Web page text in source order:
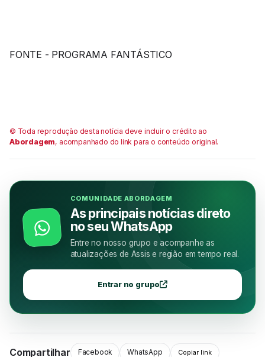
FONTE - PROGRAMA FANTÁSTICO
© Toda reprodução desta notícia deve incluir o crédito ao
Abordagem, acompanhado do link para o conteúdo original.
COMUNIDADE ABORDAGEM
As principais notícias direto
no seu WhatsApp
Entre no nosso grupo e acompanhe as
atualizações de Assis e região em tempo real.
Entrar no grupo
Compartilhar Facebook WhatsApp Copiar link